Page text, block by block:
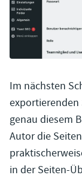
Im nächsten
exportierenden
genau diesem
Autor die
in der Seiten-